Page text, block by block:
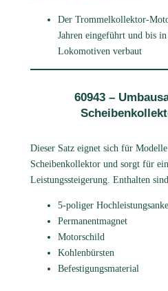
Der Trommelkollektor-
Jahren eingeführt und bis
Lokomotiven verbaut
60943 –
Dieser Satz eignet sich für
Scheibenkollektor und sorgt für
Leistungssteigerung. Enthalten
5-poliger
Permanentmagnet
Motorschild
Kohlenbürsten
Befestigungsmaterial